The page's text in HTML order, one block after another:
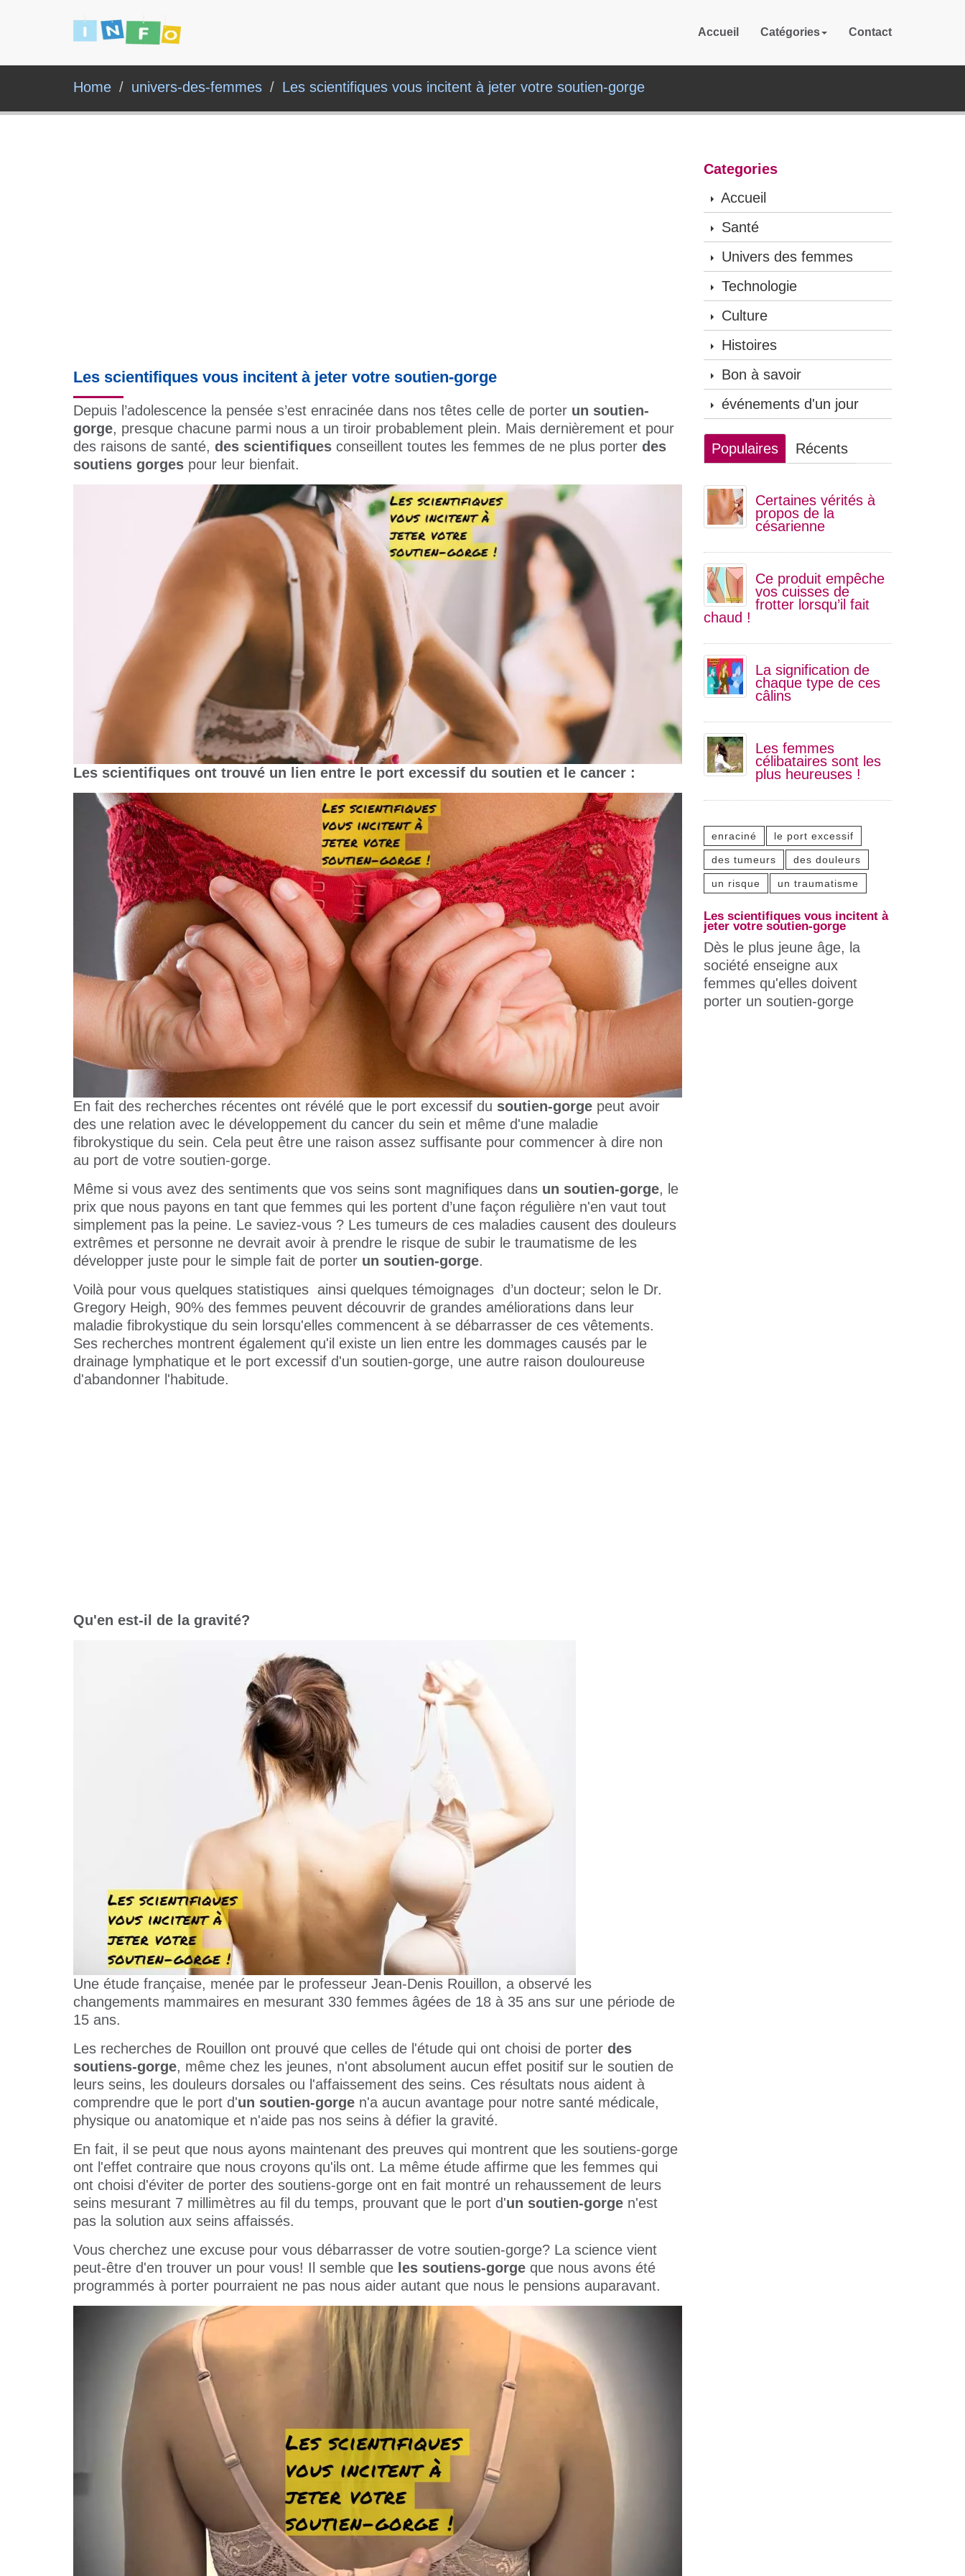
Accueil Catégories Contact
Home univers-des-femmes Les scientifiques vous incitent à jeter votre soutien-gorge
Les scientifiques vous incitent à jeter votre soutien-gorge
Depuis l’adolescence la pensée s’est enracinée dans nos têtes celle de porter un soutien-
gorge, presque chacune parmi nous a un tiroir probablement plein. Mais dernièrement et pour
des raisons de santé, des scientifiques conseillent toutes les femmes de ne plus porter des
soutiens gorges pour leur bienfait.
Les scientifiques ont trouvé un lien entre le port excessif du soutien et le cancer :
En fait des recherches récentes ont révélé que le port excessif du soutien-gorge peut avoir
des une relation avec le développement du cancer du sein et même d'une maladie
fibrokystique du sein. Cela peut être une raison assez suffisante pour commencer à dire non
au port de votre soutien-gorge.
Même si vous avez des sentiments que vos seins sont magnifiques dans un soutien-gorge, le
prix que nous payons en tant que femmes qui les portent d’une façon régulière n'en vaut tout
simplement pas la peine. Le saviez-vous ? Les tumeurs de ces maladies causent des douleurs
extrêmes et personne ne devrait avoir à prendre le risque de subir le traumatisme de les
développer juste pour le simple fait de porter un soutien-gorge.
Voilà pour vous quelques statistiques ainsi quelques témoignages d’un docteur; selon le Dr.
Gregory Heigh, 90% des femmes peuvent découvrir de grandes améliorations dans leur
maladie fibrokystique du sein lorsqu'elles commencent à se débarrasser de ces vêtements.
Ses recherches montrent également qu'il existe un lien entre les dommages causés par le
drainage lymphatique et le port excessif d'un soutien-gorge, une autre raison douloureuse
d'abandonner l'habitude.
Qu'en est-il de la gravité?
Une étude française, menée par le professeur Jean-Denis Rouillon, a observé les
changements mammaires en mesurant 330 femmes âgées de 18 à 35 ans sur une période de
15 ans.
Les recherches de Rouillon ont prouvé que celles de l'étude qui ont choisi de porter des
soutiens-gorge, même chez les jeunes, n'ont absolument aucun effet positif sur le soutien de
leurs seins, les douleurs dorsales ou l'affaissement des seins. Ces résultats nous aident à
comprendre que le port d'un soutien-gorge n'a aucun avantage pour notre santé médicale,
physique ou anatomique et n'aide pas nos seins à défier la gravité.
En fait, il se peut que nous ayons maintenant des preuves qui montrent que les soutiens-gorge
ont l'effet contraire que nous croyons qu'ils ont. La même étude affirme que les femmes qui
ont choisi d'éviter de porter des soutiens-gorge ont en fait montré un rehaussement de leurs
seins mesurant 7 millimètres au fil du temps, prouvant que le port d'un soutien-gorge n'est
pas la solution aux seins affaissés.
Vous cherchez une excuse pour vous débarrasser de votre soutien-gorge? La science vient
peut-être d'en trouver un pour vous! Il semble que les soutiens-gorge que nous avons été
programmés à porter pourraient ne pas nous aider autant que nous le pensions auparavant.
Categories
Accueil
Santé
Univers des femmes
Technologie
Culture
Histoires
Bon à savoir
événements d'un jour
Populaires Récents
Certaines vérités à
propos de la
césarienne
Ce produit empêche
vos cuisses de
frotter lorsqu’il fait
chaud !
La signification de
chaque type de ces
câlins
Les femmes
célibataires sont les
plus heureuses !
enraciné le port excessif
des tumeurs des douleurs
un risque un traumatisme
Les scientifiques vous incitent à
jeter votre soutien-gorge
Dès le plus jeune âge, la
société enseigne aux
femmes qu'elles doivent
porter un soutien-gorge